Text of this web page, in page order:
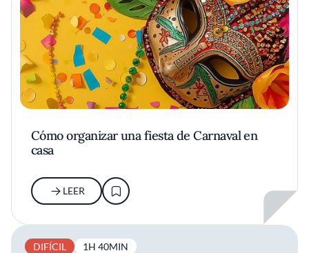
Cómo organizar una fiesta de Carnaval en
casa
LEER
DIFÍCIL 1H 40MIN